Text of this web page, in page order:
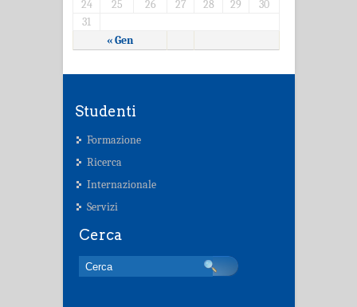
« Gen
24
25 26 27 28 29
30
31
Studenti
Formazione
Ricerca
Internazionale
Servizi
Cerca